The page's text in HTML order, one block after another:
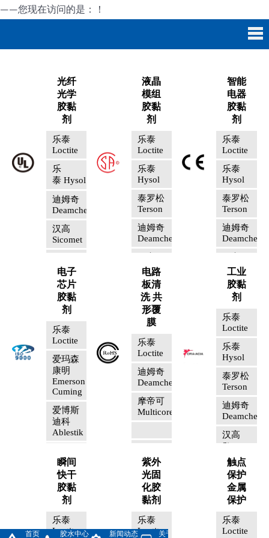
——您现在访问的是： ！